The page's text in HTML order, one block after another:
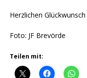
Herzlichen
Foto: JF Brevörde
Teilen mit: